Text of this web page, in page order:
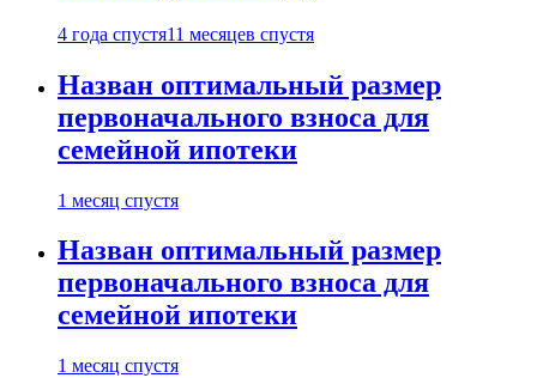
4 года спустя11 месяцев спустя
Назван оптимальный размер
первоначального взноса для
семейной ипотеки
1 месяц спустя
Назван оптимальный размер
первоначального взноса для
семейной ипотеки
1 месяц спустя